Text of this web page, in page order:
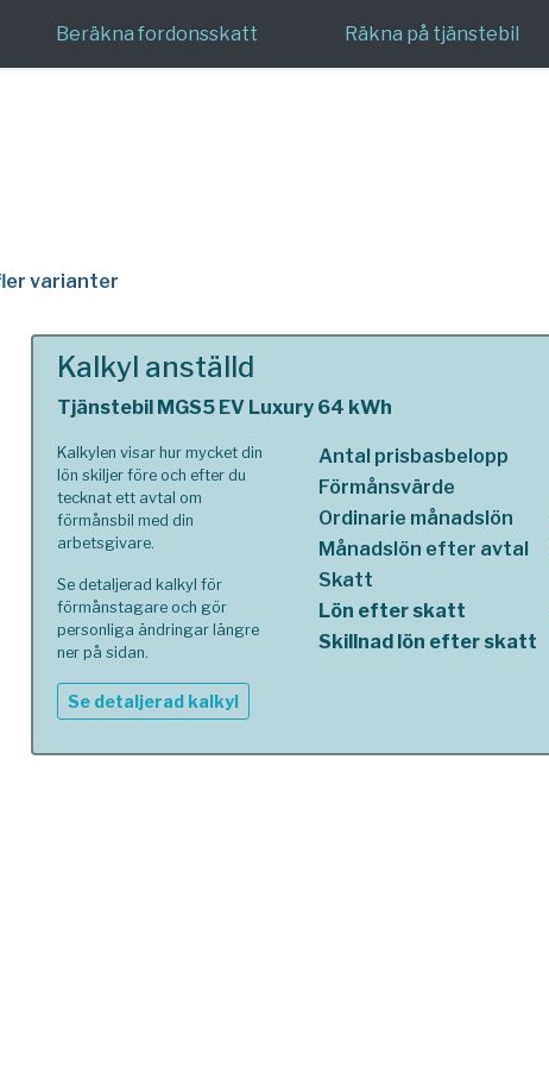
Beräkna fordonsskatt Räkna på tjänstebil
varianter
Kalkyl anställd
Tjänstebil MGS5 EV Luxury 64 kWh
Kalkylen visar hur mycket din
lön skiljer före och efter du
tecknat ett avtal om
förmånsbil med din
arbetsgivare.
Se detaljerad kalkyl för
förmånstagare och gör
personliga ändringar längre
ner på sidan.
Se detaljerad kalkyl
Antal prisbasbelopp
Förmånsvärde
Ordinarie månadslön
Månadslön efter avtal
Skatt
Lön efter skatt
Skillnad lön efter skatt